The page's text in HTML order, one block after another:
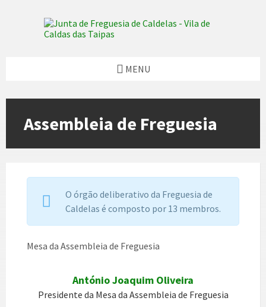
MENU
Assembleia de Freguesia
O órgão deliberativo da Freguesia de
Caldelas é composto por 13 membros.
Mesa da Assembleia de Freguesia
António Joaquim Oliveira
Presidente da Mesa da Assembleia de Freguesia